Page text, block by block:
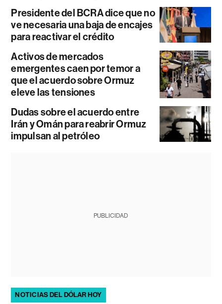
Presidente del BCRA dice que no
ve necesaria una baja de encajes
para reactivar el crédito
Activos de mercados
emergentes caen por temor a
que el acuerdo sobre Ormuz
eleve las tensiones
Dudas sobre el acuerdo entre
Irán y Omán para reabrir Ormuz
impulsan al petróleo
PUBLICIDAD
NOTICIAS DEL DÓLAR HOY